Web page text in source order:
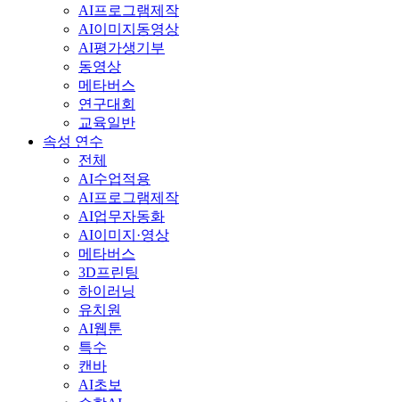
AI프로그램제작
AI이미지동영상
AI평가생기부
동영상
메타버스
연구대회
교육일반
속성 연수
전체
AI수업적용
AI프로그램제작
AI업무자동화
AI이미지·영상
메타버스
3D프린팅
하이러닝
유치원
AI웹툰
특수
캔바
AI초보